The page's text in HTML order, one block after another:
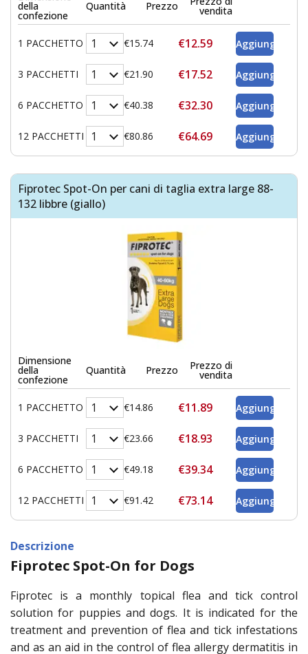
della
confezione
Quantità Prezzo vendita
1 PACCHETTO €15.74 €12.59
3 PACCHETTI €21.90 €17.52
6 PACCHETTO €40.38 €32.30
12 PACCHETTI €80.86 €64.69
Fiprotec Spot-On per cani di taglia extra large 88-
132 libbre (giallo)
Dimensione
della
confezione
Quantità Prezzo Prezzo di
vendita
1 PACCHETTO €14.86 €11.89
3 PACCHETTI €23.66 €18.93
6 PACCHETTO €49.18 €39.34
12 PACCHETTI €91.42 €73.14
Descrizione
Fiprotec Spot-On for Dogs
Fiprotec is a monthly topical flea and tick control
solution for puppies and dogs. It is indicated for the
treatment and prevention of flea and tick infestations
and as an aid in the control of flea allergy dermatitis in